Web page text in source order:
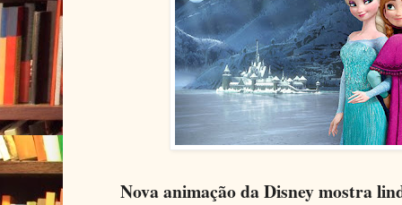
Nova animação da Disney mostra